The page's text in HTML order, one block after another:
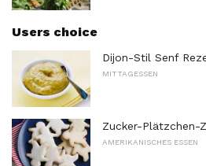
Users choice
Dijon-Stil Senf
MITTAGESSEN
Zucker-Plätzchen-
AMERIKANISCHES ESSEN